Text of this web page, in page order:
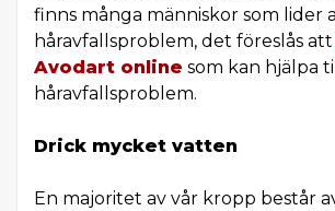
finns många människor som lider
håravfallsproblem, det föreslås att
Avodart online som kan hjälpa
håravfallsproblem.
Drick mycket vatten
En majoritet av vår kropp består